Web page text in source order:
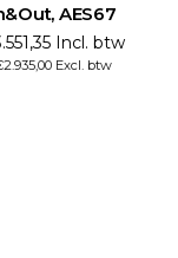
AES67
Incl. btw
Excl. btw